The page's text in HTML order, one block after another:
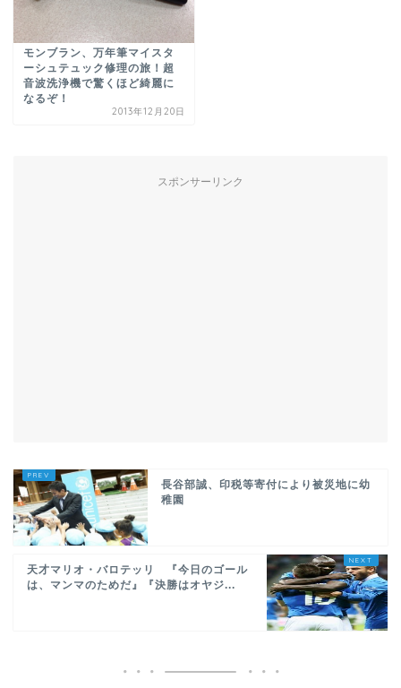
モンブラン、万年筆マイスタ
ーシュテュック修理の旅！超
音波洗浄機で驚くほど綺麗に
なるぞ！
2013年12月20日
スポンサーリンク
長谷部誠、印税等寄付により被災地に幼
稚園
天才マリオ・バロテッリ 『今日のゴール
は、マンマのためだ』『決勝はオヤジ...